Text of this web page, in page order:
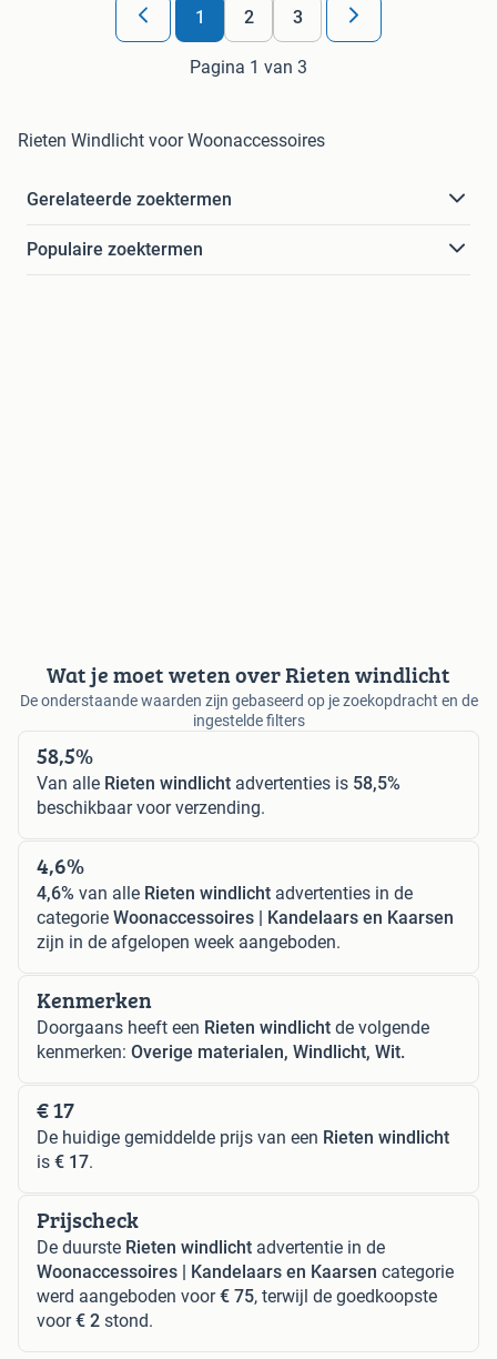
1 2 3
Pagina 1 van 3
Rieten Windlicht voor Woonaccessoires
Gerelateerde zoektermen
Populaire zoektermen
Wat je moet weten over Rieten windlicht
De onderstaande waarden zijn gebaseerd op je zoekopdracht en de
ingestelde filters
58,5%
Van alle Rieten windlicht advertenties is 58,5%
beschikbaar voor verzending.
4,6%
4,6% van alle Rieten windlicht advertenties in de
categorie Woonaccessoires | Kandelaars en Kaarsen
zijn in de afgelopen week aangeboden.
Kenmerken
Doorgaans heeft een Rieten windlicht de volgende
kenmerken: Overige materialen, Windlicht, Wit.
€ 17
De huidige gemiddelde prijs van een Rieten windlicht
is € 17.
Prijscheck
De duurste Rieten windlicht advertentie in de
Woonaccessoires | Kandelaars en Kaarsen categorie
werd aangeboden voor€ 75, terwijl de goedkoopste
voor€ 2 stond.